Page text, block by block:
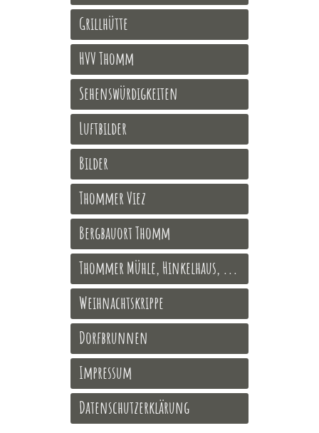
Grillhütte
HVV Thomm
Sehenswürdigkeiten
Luftbilder
Bilder
Thommer Viez
Bergbauort Thomm
Thommer Mühle, Hinkelhaus, ...
Weihnachtskrippe
Dorfbrunnen
Impressum
Datenschutzerklärung